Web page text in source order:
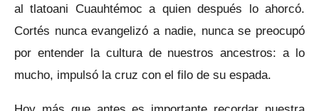
al tlatoani Cuauhtémoc a quien después lo ahorcó.
Cortés nunca evangelizó a nadie, nunca se preocupó
por entender la cultura de nuestros ancestros: a lo
mucho, impulsó la cruz con el filo de su espada.